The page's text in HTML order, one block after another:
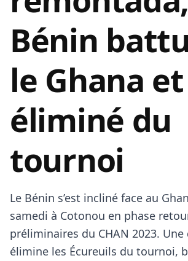
Bénin
le Ghana et
éliminé du
tournoi
Le Bénin s’est incliné face au
samedi à Cotonou en phase
préliminaires du CHAN 2023.
élimine les Écureuils du tournoi,